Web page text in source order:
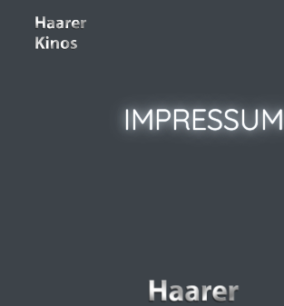
Zum Hauptinhalt springen
IMPRESSUM